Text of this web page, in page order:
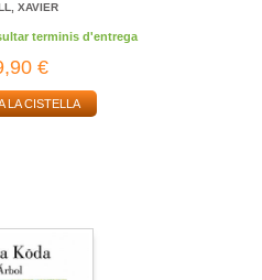
XAVIER
terminis d'entrega
€
LA CISTELLA